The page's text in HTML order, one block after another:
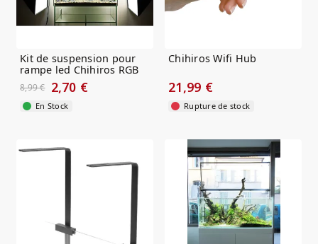
Kit de suspension pour
rampe led Chihiros RGB
PLUS
8,99 € 2,70 €
En Stock
Chihiros Wifi Hub
21,99 €
Rupture de stock